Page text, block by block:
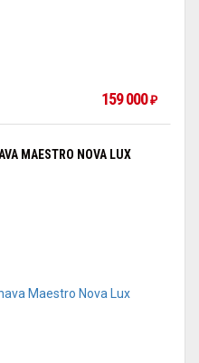
159 000₽
MAESTRO NOVA LUX